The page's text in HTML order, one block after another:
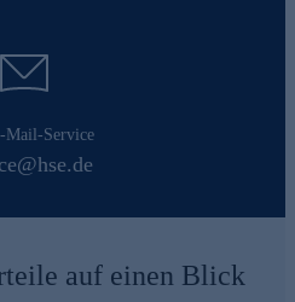
Mail-Service
auf einen Blick